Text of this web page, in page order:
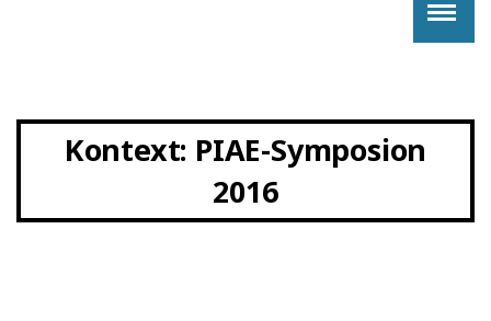
Kontext: PIAE-Symposion
2016